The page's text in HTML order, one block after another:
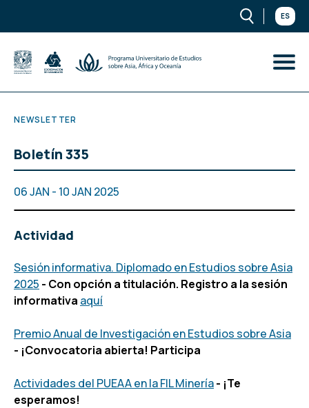
ES
NEWSLETTER
Boletín 335
06 JAN - 10 JAN 2025
Actividad
Sesión informativa. Diplomado en Estudios sobre Asia
2025 - Con opción a titulación. Registro a la sesión
informativa aquí
Premio Anual de Investigación en Estudios sobre Asia
- ¡Convocatoria abierta! Participa
Actividades del PUEAA en la FIL Minería- ¡Te
esperamos!